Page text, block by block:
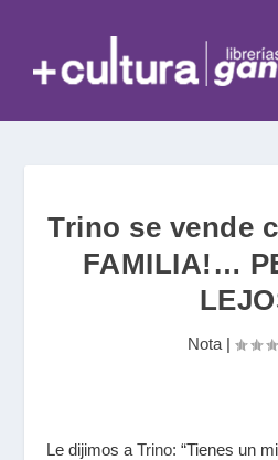
Trino se vende
FAMILIA!…
Nota|
Le dijimos aTrino: “Tienes un